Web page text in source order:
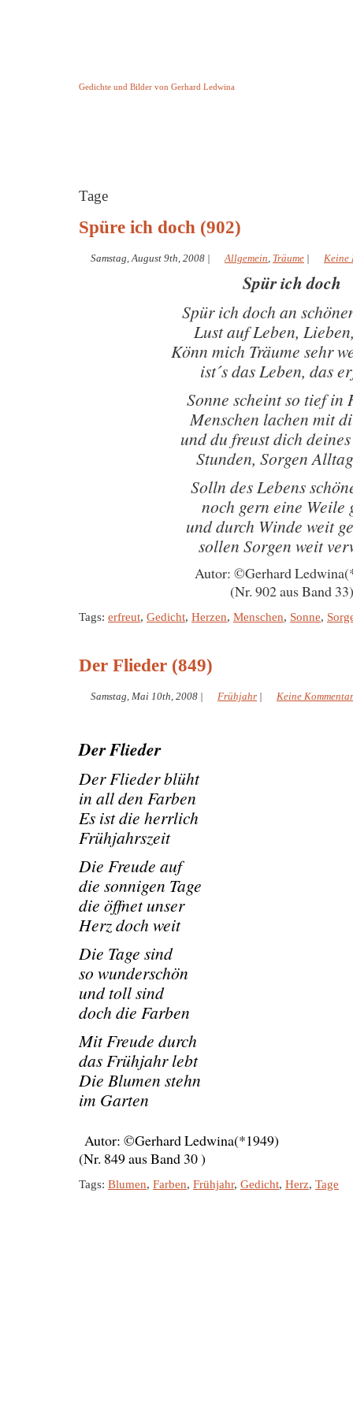
Gedichte und Bilder von Gerhard Ledwina
Tage
Spüre ich doch (902)
Samstag, August 9th, 2008 | Allgemein, Träume | Keine
Spür ich doch
Spür ich doch an
Lust auf Leben,
Könn mich Träume sehr
ist´s das Leben, das
Sonne scheint so tief in
Menschen lachen mit
und du freust dich
Stunden, Sorgen
Solln des Lebens
noch gern eine Weile
und durch Winde weit
sollen Sorgen weit
Autor: ©Gerhard
(Nr. 902 aus Band 33)
Tags: erfreut, Gedicht, Herzen, Menschen, Sonne,
Der Flieder (849)
Samstag, Mai 10th, 2008 | Frühjahr | Keine
Der Flieder
Der Flieder blüht
in all den Farben
Es ist die herrlich
Frühjahrszeit
Die Freude auf
die sonnigen Tage
die öffnet unser
Herz doch weit
Die Tage sind
so wunderschön
und toll sind
doch die Farben
Mit Freude durch
das Frühjahr lebt
Die Blumen stehn
im Garten
Autor: ©Gerhard Ledwina(*1949)
(Nr. 849 aus Band 30 )
Tags: Blumen, Farben, Frühjahr, Gedicht, Herz, Tage